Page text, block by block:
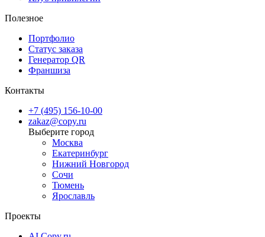
Полезное
Портфолио
Статус заказа
Генератор QR
Франшиза
Контакты
+7 (495) 156-10-00
zakaz@copy.ru
Москва
Екатеринбург
Нижний Новгород
Сочи
Тюмень
Ярославль
Проекты